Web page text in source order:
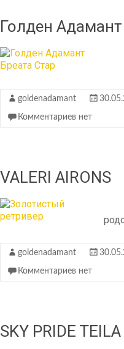
Голден
goldenadamant
Комментариев нет
VALERI AIRONS
goldenadamant
Комментариев нет
SKY PRIDE